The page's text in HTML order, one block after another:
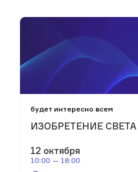
будет интересно всем
ИЗОБРЕТЕНИЕ СВЕТА
12 октября
10:00 — 18:00